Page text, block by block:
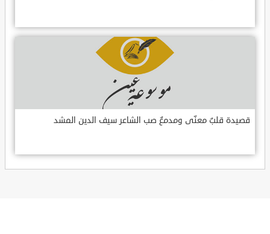
قصيدة قلبٌ معنّى ومدمعٌ صب الشاعر سيف الدين المشد